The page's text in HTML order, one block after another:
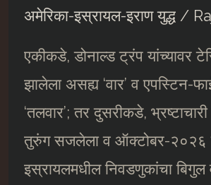
अमेरिका-इस्रायल-इराण युद्ध/
एकीकडे, डोनाल्ड ट्रंप यांच्यावर
झालेला असह्य ‘वार’ व एपस्टिन-
‘तलवार’; तर दुसरीकडे,
तुरुंग सजलेला व ऑक्टोबर-२०२६
इस्रायलमधील निवडणुकांचा बिगुल